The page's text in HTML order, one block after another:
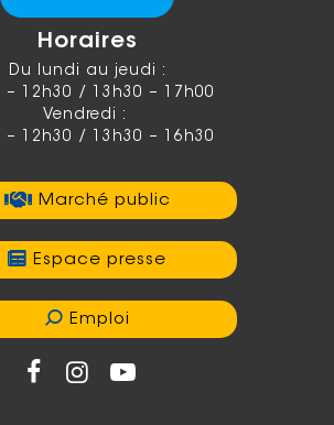
Horaires
Du lundi au jeudi :
– 12h30 / 13h30 – 17h00
Vendredi :
– 12h30 / 13h30 – 16h30
Marché public
Espace presse
Emploi